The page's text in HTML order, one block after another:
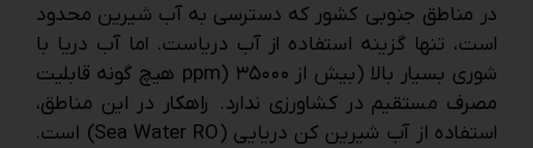
در مناطق جنوبی کشور که دسترسی به آب شیرین محدود
است، تنها گزینه استفاده از آب دریاست. اما آب دریا با
شوری بسیار بالا (بیش از ۳۵۰۰۰ (ppm هیچ‌ گونه قابلیت
مصرف مستقیم در کشاورزی ندارد. راهکار در این مناطق،
استفاده از آب شیرین‌ کن دریایی (Sea Water RO) است.